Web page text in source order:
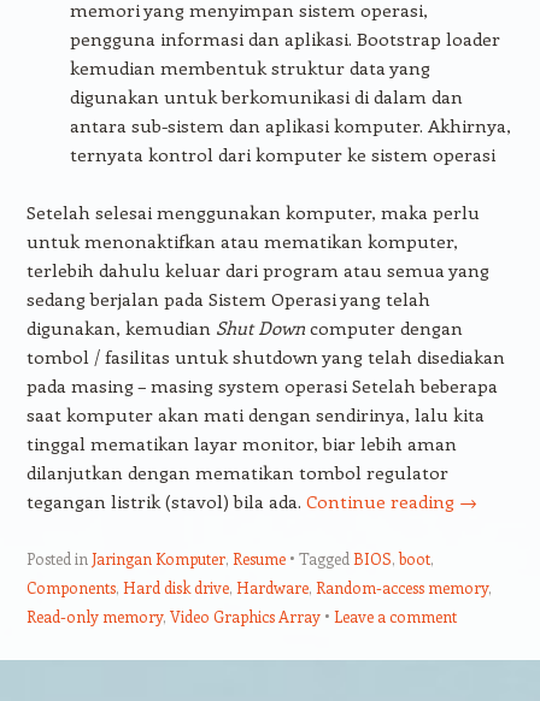
memori yang menyimpan sistem operasi,
pengguna informasi dan aplikasi. Bootstrap loader
kemudian membentuk struktur data yang
digunakan untuk berkomunikasi di dalam dan
antara sub-sistem dan aplikasi komputer. Akhirnya,
ternyata kontrol dari komputer ke sistem operasi
Setelah selesai menggunakan komputer, maka perlu
untuk menonaktifkan atau mematikan komputer,
terlebih dahulu keluar dari program atau semua yang
sedang berjalan pada Sistem Operasi yang telah
digunakan, kemudian Shut Downcomputer dengan
tombol / fasilitas untuk shutdown yang telah disediakan
pada masing – masing system operasi Setelah beberapa
saat komputer akan mati dengan sendirinya, lalu kita
tinggal mematikan layar monitor, biar lebih aman
dilanjutkan dengan mematikan tombol regulator
tegangan listrik (stavol) bila ada. Continue reading →
Posted in Jaringan Komputer, Resume Tagged BIOS,boot,
Components, Hard disk drive, Hardware, Random-access memory,
Read-only memory, Video Graphics Array Leave a comment